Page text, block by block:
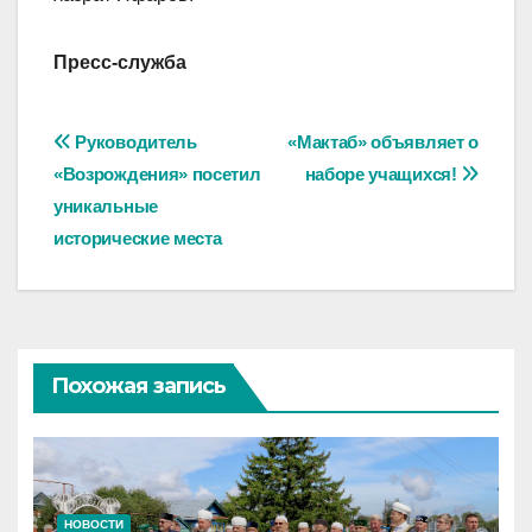
Пресс-служба
Навигация
по
записям
«Мактаб» объявляет о
наборе учащихся!
Руководитель
«Возрождения» посетил
уникальные
исторические места
Похожая запись
НОВОСТИ